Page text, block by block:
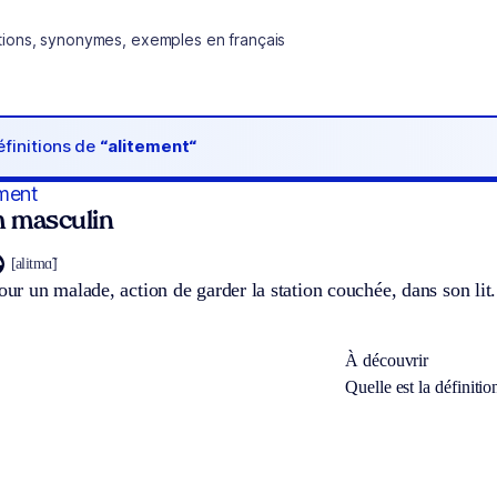
synonymes, exemples en français
de “alitement“
masculin
[alitmɑ̃]
un malade, action de garder la station couchée, dans son lit.
À découvrir
Quelle est la